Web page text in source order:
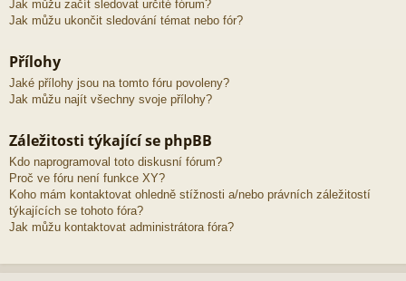
Jak můžu začít sledovat určité fórum?
Jak můžu ukončit sledování témat nebo fór?
Přílohy
Jaké přílohy jsou na tomto fóru povoleny?
Jak můžu najít všechny svoje přílohy?
Záležitosti týkající se phpBB
Kdo naprogramoval toto diskusní fórum?
Proč ve fóru není funkce XY?
Koho mám kontaktovat ohledně stížnosti a/nebo právních záležitostí
týkajících se tohoto fóra?
Jak můžu kontaktovat administrátora fóra?